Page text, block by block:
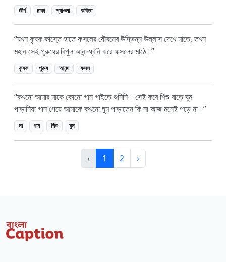
জীর্ণ ঢাকা শ্যাওলা কবিতা
যখন কৃষক কাস্তে হাতে ফসলের যৌবনের উদ্ভিন্ন উল্লাস দেখে মাতে, তখন
মহান সেই পুরুষের বিপুল আনন্দধ্বনি ঝরে ফসলের মাঠে।
কৃষক পুরুষ আনন্দ ফসল
কখনো আমার মাকে কোনো গান গাইতে শুনিনি। সেই কবে শিশু রাতে ঘুম
পাড়ানিয়া গান গেয়ে আমাকে কখনো ঘুম পাড়াতেন কি না আজ মনেই পড়ে না।
মা গান শিশু ঘুম
‹ 1 2 ›